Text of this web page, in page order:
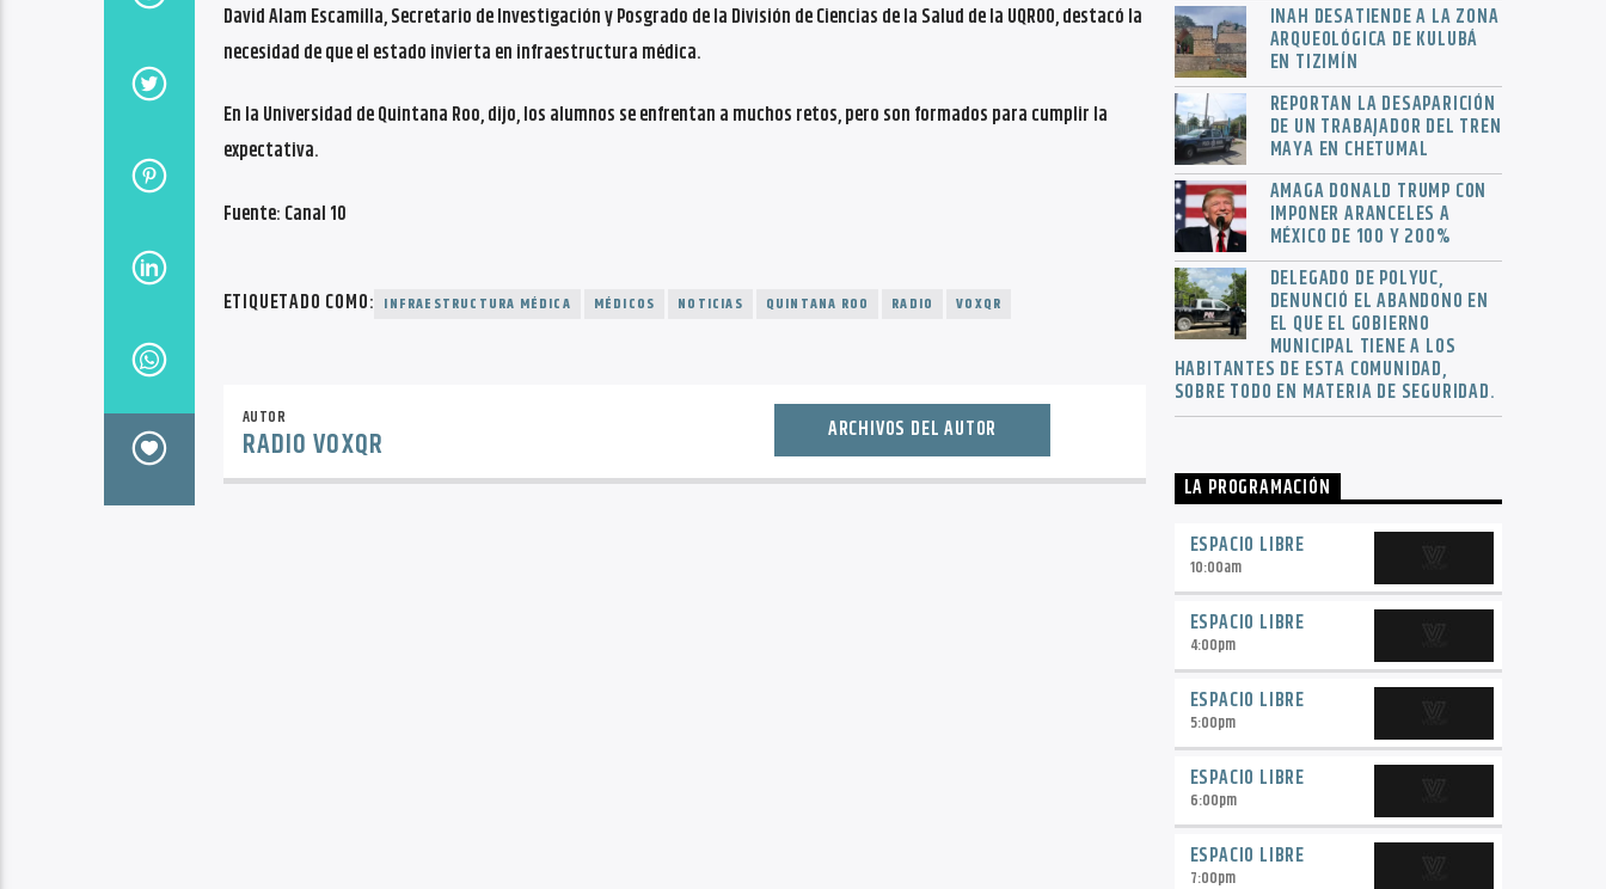
David Alam Escamilla, Secretario de Investigación y Posgrado de la División de Ciencias de la Salud de la UQROO, destacó la
necesidad de que el estado invierta en infraestructura médica.
En la Universidad de Quintana Roo, dijo, los alumnos se enfrentan a muchos retos, pero son formados para cumplir la
expectativa.
Fuente: Canal 10
ETIQUETADO COMO: INFRAESTRUCTURA MÉDICA MÉDICOS NOTICIAS QUINTANA ROO RADIO VOXQR
AUTOR
RADIO VOXQR ARCHIVOS DEL AUTOR
INAH DESATIENDE A LA ZONA
ARQUEOLÓGICA DE KULUBÁ
EN TIZIMÍN
REPORTAN LA DESAPARICIÓN
DE UN TRABAJADOR DEL TREN
MAYA EN CHETUMAL
AMAGA DONALD TRUMP CON
IMPONER ARANCELES A
MÉXICO DE 100 Y 200%
DELEGADO DE POLYUC,
DENUNCIÓ EL ABANDONO EN
EL QUE EL GOBIERNO
MUNICIPAL TIENE A LOS
HABITANTES DE ESTA COMUNIDAD,
SOBRE TODO EN MATERIA DE SEGURIDAD.
LA PROGRAMACIÓN
ESPACIO LIBRE
10:00am
ESPACIO LIBRE
4:00pm
ESPACIO LIBRE
5:00pm
ESPACIO LIBRE
6:00pm
ESPACIO LIBRE
7:00pm